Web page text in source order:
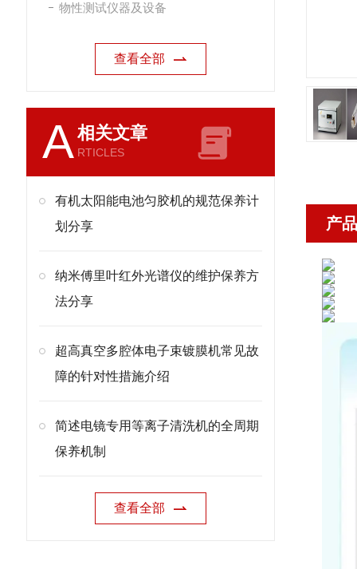
物性测试仪器及设备
查看全部
A相关文章
RTICLES
有机太阳能电池匀胶机的规范保养计
划分享
纳米傅里叶红外光谱仪的维护保养方
法分享
超高真空多腔体电子束镀膜机常见故
障的针对性措施介绍
简述电镜专用等离子清洗机的全周期
保养机制
查看全部
产